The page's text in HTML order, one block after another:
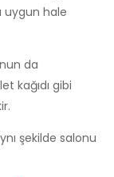
hale
da
kağıdı gibi
şekilde salonu